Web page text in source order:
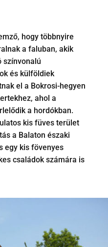
hogy többnyire
a faluban, akik
színvonalú
és külföldiek
el a Bokrosi-hegyen
ahol a
a hordókban.
kis füves terület
a Balaton északi
egy kis fövenyes
családok számára is